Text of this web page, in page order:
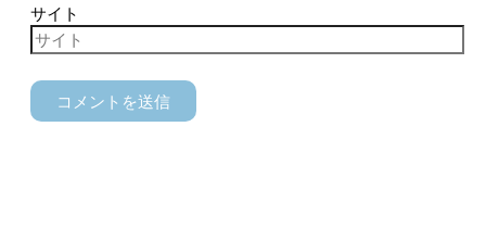
サイト